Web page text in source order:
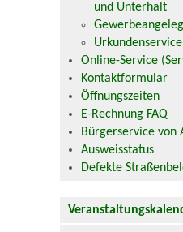
und Unterhalt
Urkundenservice
Online-Service
Kontaktformular
Öffnungszeiten
E-Rechnung FAQ
Bürgerservice von
Ausweisstatus
Defekte